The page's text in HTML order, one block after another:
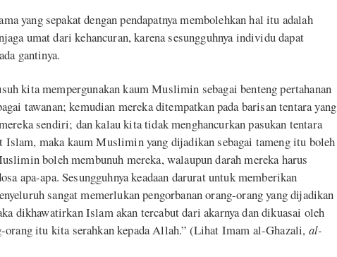
yang sepakat dengan pendapatnya membolehkan hal itu adalah
umat dari kehancuran, karena sesungguhnya individu dapat
gantinya.
kita mempergunakan kaum Muslimin sebagai benteng pertahanan
tawanan; kemudian mereka ditempatkan pada barisan tentara yang
sendiri; dan kalau kita tidak menghancurkan pasukan tentara
Islam, maka kaum Muslimin yang dijadikan sebagai tameng itu boleh
boleh membunuh mereka, walaupun darah mereka harus
apa-apa. Sesungguhnya keadaan darurat untuk memberikan
sangat memerlukan pengorbanan orang-orang yang dijadikan
dikhawatirkan Islam akan tercabut dari akarnya dan dikuasai oleh
orang itu kita serahkan kepada Allah.” (Lihat Imam al-Ghazali, al-